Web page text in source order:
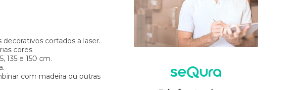
cortados a laser.
cores.
135 e 150 cm.
com madeira ou outras